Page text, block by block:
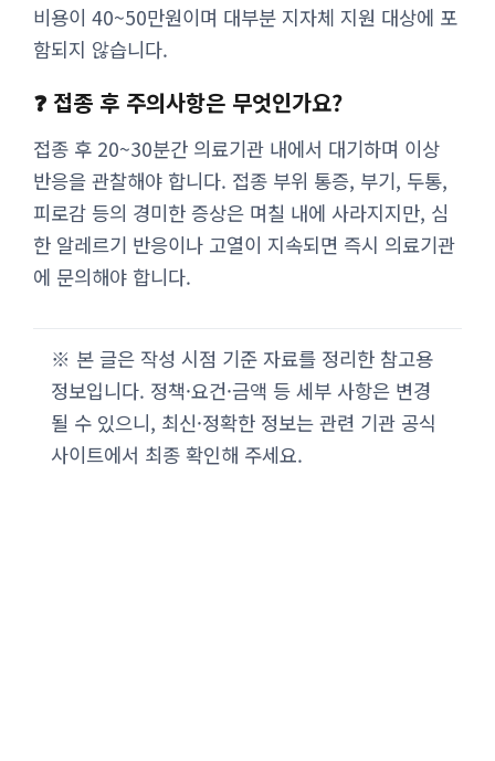
비용이 40~50만원이며 대부분 지자체 지원 대상에 포
함되지 않습니다.
❓ 접종 후 주의사항은 무엇인가요?
접종 후 20~30분간 의료기관 내에서 대기하며 이상
반응을 관찰해야 합니다. 접종 부위 통증, 부기, 두통,
피로감 등의 경미한 증상은 며칠 내에 사라지지만, 심
한 알레르기 반응이나 고열이 지속되면 즉시 의료기관
에 문의해야 합니다.
※ 본 글은 작성 시점 기준 자료를 정리한 참고용
정보입니다. 정책·요건·금액 등 세부 사항은 변경
될 수 있으니, 최신·정확한 정보는 관련 기관 공식
사이트에서 최종 확인해 주세요.